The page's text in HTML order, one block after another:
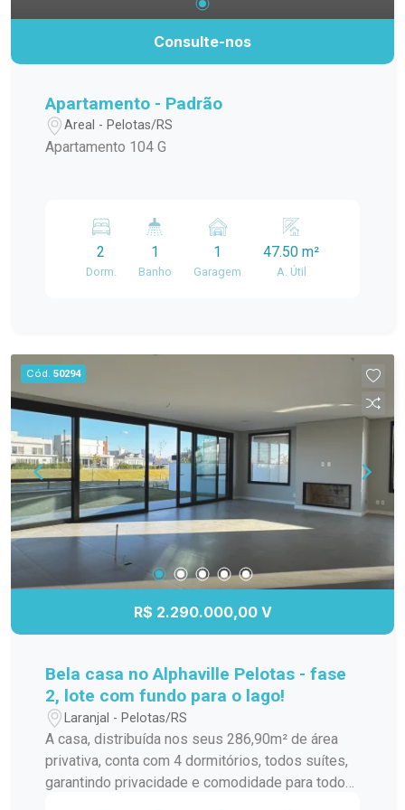
Consulte-nos
Apartamento - Padrão
Areal - Pelotas/RS
Apartamento 104 G
2
Dorm.
1
Banho
1
Garagem
47.50 m²
A. Útil
Cód. 50294
R$ 2.290.000,00 V
Bela casa no Alphaville Pelotas - fase
2, lote com fundo para o lago!
Laranjal - Pelotas/RS
A casa, distribuída nos seus 286,90m² de área
privativa, conta com 4 dormitórios, todos suítes,
garantindo privacidade e comodidade para todos